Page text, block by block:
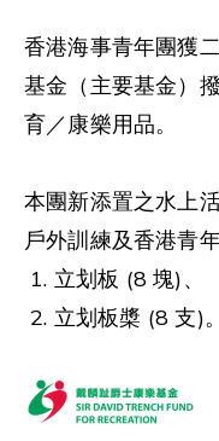
香港海事青年團獲
基金（主要基金）
育／康樂用品。
本團新添置之水上
戶外訓練及香港青
1. 立划板 (8 塊)、
2. 立划板槳 (8 支)。